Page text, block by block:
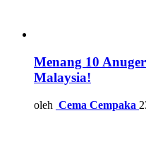
Menang 10
Malaysia!
oleh Cema Cempaka